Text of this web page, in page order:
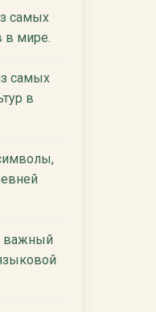
самых
в мире.
самых
в
важный